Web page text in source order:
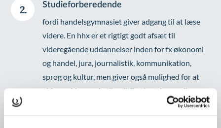
2. Studieforberedende
fordi handelsgymnasiet giver adgang til at læse
videre. En hhx er et rigtigt godt afsæt til
videregående uddannelser inden for fx økonomi
og handel, jura, journalistik, kommunikation,
sprog og kultur, men giver også mulighed for at
videreuddanne sig til politibetjent, lærer eller